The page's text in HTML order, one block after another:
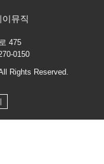
뮤직
475
0150
Rights Reserved.